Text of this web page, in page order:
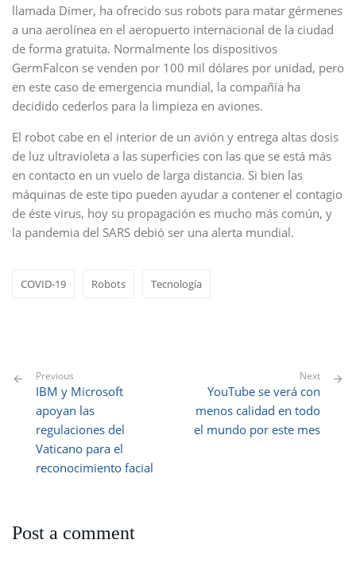
llamada Dimer, ha ofrecido sus robots para matar gérmenes
a una aerolínea en el aeropuerto internacional de la ciudad
de forma gratuita. Normalmente los dispositivos
GermFalcon se venden por 100 mil dólares por unidad, pero
en este caso de emergencia mundial, la compañía ha
decidido cederlos para la limpieza en aviones.
El robot cabe en el interior de un avión y entrega altas dosis
de luz ultravioleta a las superficies con las que se está más
en contacto en un vuelo de larga distancia. Si bien las
máquinas de este tipo pueden ayudar a contener el contagio
de éste virus, hoy su propagación es mucho más común, y
la pandemia del SARS debió ser una alerta mundial.
COVID-19 Robots Tecnología
Previous
IBM y Microsoft
apoyan las
regulaciones del
Vaticano para el
reconocimiento facial
Next
YouTube se verá con
menos calidad en todo
el mundo por este mes
Post a comment